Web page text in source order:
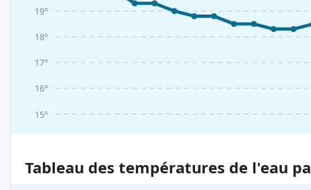
15°
16°
17°
18°
19°
Tableau des températures de l'eau